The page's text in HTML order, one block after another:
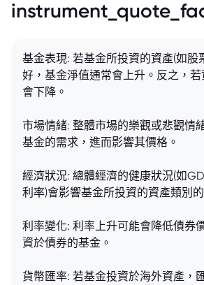
基金表現: 若基金所投資的資產(如股
好，基金淨值通常會上升。反之，
會下降。
市場情緒: 整體市場的樂觀或悲觀情
基金的需求，進而影響其價格。
經濟狀況: 總體經濟的健康狀況(如
利率)會影響基金所投資的資產類別的
利率變化: 利率上升可能會降低債券
資於債券的基金。
貨幣匯率: 若基金投資於海外資產，